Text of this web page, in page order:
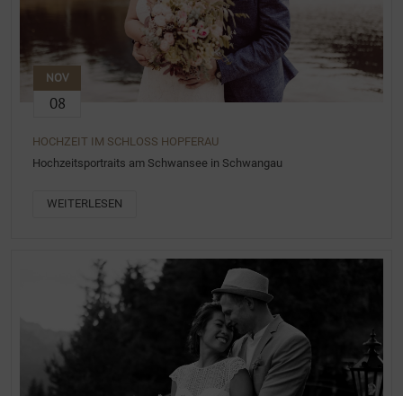
NOV
08
HOCHZEIT IM SCHLOSS HOPFERAU
Hochzeitsportraits am Schwansee in Schwangau
WEITERLESEN